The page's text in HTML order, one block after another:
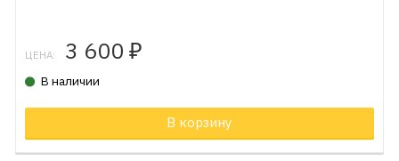
ЦЕНА: 3 600 ₽
В наличии
В корзину